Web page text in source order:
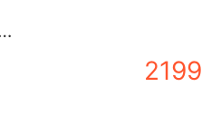
家电齐全，采光好，包物业取暖随时看
2199